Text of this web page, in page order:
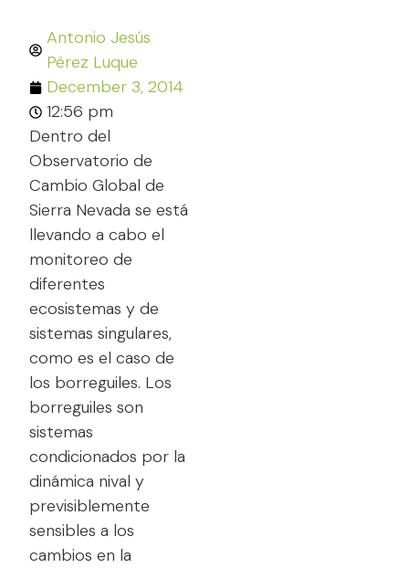
Antonio Jesús
Pérez Luque
December 3, 2014
12:56 pm
Dentro del
Observatorio de
Cambio Global de
Sierra Nevada se está
llevando a cabo el
monitoreo de
diferentes
ecosistemas y de
sistemas singulares,
como es el caso de
los borreguiles. Los
borreguiles son
sistemas
condicionados por la
dinámica nival y
previsiblemente
sensibles a los
cambios en la